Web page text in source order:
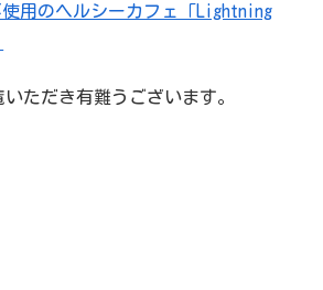
用のヘルシーカフェ「Lightning
ただき有難うございます。